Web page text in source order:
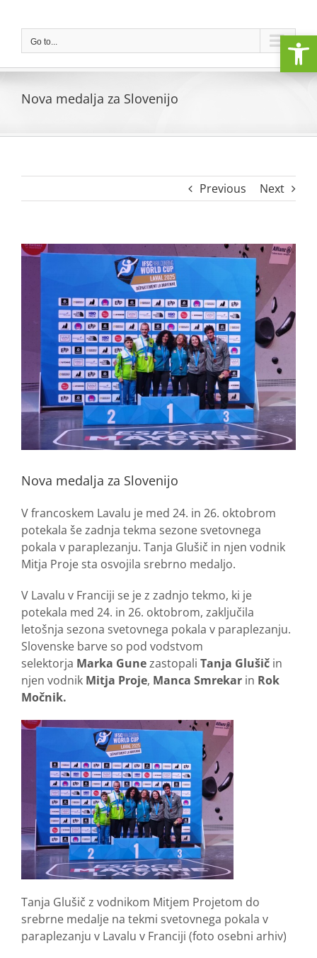
contentGo to...
Nova medalja za Slovenijo
Previous Next
View
Nova medalja za Slovenijo
V francoskem Lavalu je med 24. in 26. oktobrom
potekala še zadnja tekma sezone svetovnega
pokala v paraplezanju. Tanja Glušič in njen vodnik
Mitja Proje sta osvojila srebrno medaljo.
V Lavalu v Franciji se je z zadnjo tekmo, ki je
potekala med 24. in 26. oktobrom, zaključila
letošnja sezona svetovnega pokala v paraplezanju.
Slovenske barve so pod vodstvom
selektorja Marka Gunezastopali Tanja Glušič in
njen vodnik Mitja Proje, Manca Smrekar in Rok
Močnik.
Tanja Glušič z vodnikom Mitjem Projetom do
srebrne medalje na tekmi svetovnega pokala v
paraplezanju v Lavalu v Franciji (foto osebni arhiv)